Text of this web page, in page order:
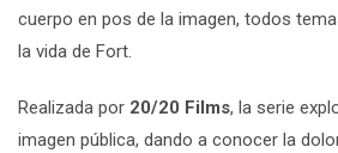
cuerpo en pos de la imagen, todos
la vida de Fort.
Realizada por 20/20 Films, l a serie
imagen pública, dando a conocer la